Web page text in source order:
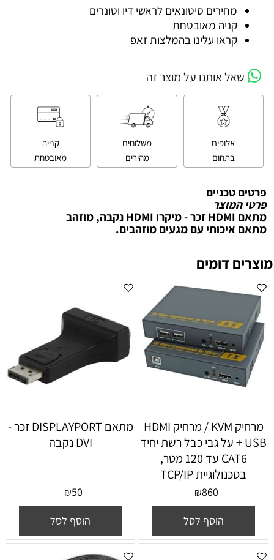
מחירים סיטונאים לראשי דיו וטונרים
קניה מאובטחת
קראו עלינו בהמלצות זאפ
שאל אותנו על מוצר זה
אלופים
בתחום
משלוחים
מהירים
קנייה
מאובטחת
פרטים טכניים
פרטי המוצר
מתאם HDMI זכר - מיקרו HDMI נקבה, מוזהב
מתאם איכותי עם מגעים מוזהבים.
מוצרים דומים
מרחיק KVM / מרחיק HDMI
+ USB על גבי כבל רשת יחיד
CAT6 עד 120 מטר,
בטכנולוגיית TCP/IP
₪860
הוסף לסל
מתאם DISPLAYPORT זכר -
DVI נקבה
₪50
הוסף לסל